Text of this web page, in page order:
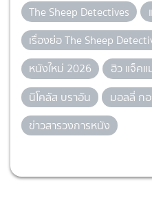
The Sheep Detectives
เรื่องย่อ The Sheep
หนังใหม่ 2026
ฮิว แจ็ค
นิโคลัส บราอัน
มอลลี่ ก
ข่าวสารวงการหนัง